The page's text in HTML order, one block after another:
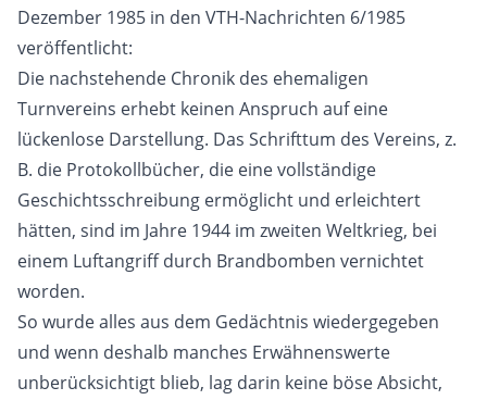
Dezember 1985 in den VTH-Nachrichten 6/1985
veröffentlicht:
Die nachstehende Chronik des ehemaligen
Turnvereins erhebt keinen Anspruch auf eine
lückenlose Darstellung. Das Schrifttum des Vereins, z.
B. die Protokollbücher, die eine vollständige
Geschichtsschreibung ermöglicht und erleichtert
hätten, sind im Jahre 1944 im zweiten Weltkrieg, bei
einem Luftangriff durch Brandbomben vernichtet
worden.
So wurde alles aus dem Gedächtnis wiedergegeben
und wenn deshalb manches Erwähnenswerte
unberücksichtigt blieb, lag darin keine böse Absicht,